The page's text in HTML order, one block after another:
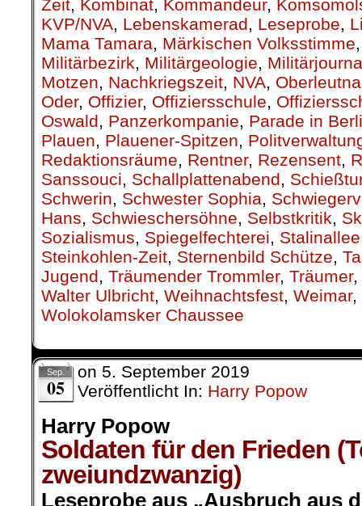
Zeit, Kombinat, Kommandeur,
KVP/NVA, Lebenskamerad, Leseprobe,
Mama Tamara, Märkischen Volksstimme
Militärbezirk, Militärgeologie,
Motzen, Nachkriegszeit, NVA,
Oder, Offizier, Offiziersschule,
Oswald, Panzerkompanie, Parade in
Plauen, Plauener-Spitzen,
Redaktionsräume, Rentner, Rezensent,
Sanssouci, Schallplattenabend,
Schwerin, Schwester Sophia,
Hans, Schwieschersöhne, Selbstkritik,
Sozialismus, Spiegelfechterei, Stalinallee
Steinkohlen-Zeit, Sternenbild Schütze,
Jugend, Träumender Trommler, Träumer,
Walter Ulbricht, Weihnachtsfest, Weimar,
Wolokolamsker Chaussee
Sep.
05
on 5. September 2019
Veröffentlicht In: Harry Popow
Harry Popow
Soldaten für den Frieden
zweiundzwanzig)
Leseprobe aus „Ausbruch aus